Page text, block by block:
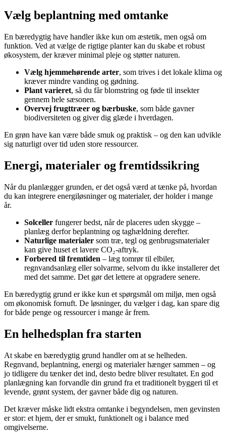
Vælg beplantning med omtanke
En bæredygtig have handler ikke kun om æstetik, men også om
funktion. Ved at vælge de rigtige planter kan du skabe et robust
økosystem, der kræver minimal pleje og støtter naturen.
Vælg hjemmehørende arter, som trives i det lokale klima og
kræver mindre vanding og gødning.
Plant varieret, så du får blomstring og føde til insekter
gennem hele sæsonen.
Overvej frugttræer og bærbuske, som både gavner
biodiversiteten og giver dig glæde i hverdagen.
En grøn have kan være både smuk og praktisk – og den kan udvikle
sig naturligt over tid uden store ressourcer.
Energi, materialer og fremtidssikring
Når du planlægger grunden, er det også værd at tænke på, hvordan
du kan integrere energiløsninger og materialer, der holder i mange
år.
Solceller fungerer bedst, når de placeres uden skygge –
planlæg derfor beplantning og taghældning derefter.
Naturlige materialer som træ, tegl og genbrugsmaterialer
kan give huset et lavere CO₂-aftryk.
Forbered til fremtiden – læg tomrør til elbiler,
regnvandsanlæg eller solvarme, selvom du ikke installerer det
med det samme. Det gør det lettere at opgradere senere.
En bæredygtig grund er ikke kun et spørgsmål om miljø, men også
om økonomisk fornuft. De løsninger, du vælger i dag, kan spare dig
for både penge og ressourcer i mange år frem.
En helhedsplan fra starten
At skabe en bæredygtig grund handler om at se helheden.
Regnvand, beplantning, energi og materialer hænger sammen – og
jo tidligere du tænker det ind, desto bedre bliver resultatet. En god
planlægning kan forvandle din grund fra et traditionelt byggeri til et
levende, grønt system, der gavner både dig og naturen.
Det kræver måske lidt ekstra omtanke i begyndelsen, men gevinsten
er stor: et hjem, der er smukt, funktionelt og i balance med
omgivelserne.